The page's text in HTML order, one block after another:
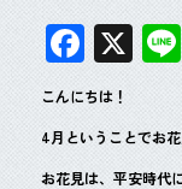
F
ac
e
b
X
こんにちは！
4月ということでお
お花見は、平安時代